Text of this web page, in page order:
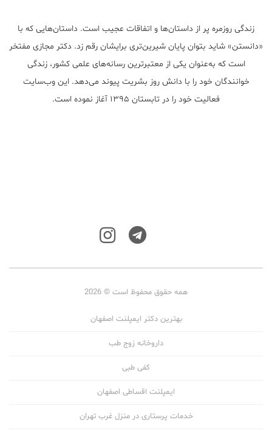
زندگی روزمره پر از داستان‌ها و اتفاقات عجیب است. داستان‌هایی که با
«دانستن» شاید بتوان پایان شیرین‌تری برایشان رقم زد. دکتر مجازی مفتخر
است که به‌عنوان یکی از معتبر‌ترین رسانه‌های علمی کشور، زندگی
خوانندگان خود را با دانش روز بشریت پیوند می‌دهد. این وب‌سایت
فعالیت خود را در تابستان ۱۳۹۵ آغاز نموده است.
همه حقوق محفوظ است © 2026
بهترین دکتر ایمپلنت اصفهان
داروخانه زوج طب
کفی طبی
ایمپلنت اقساطی اصفهان
خدمات پرستاری در منزل غرب تهران